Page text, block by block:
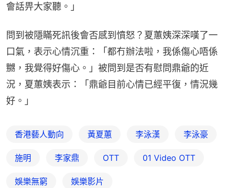
會話畀大家聽。」
問到被隱瞞死訊後會否感到憤怒？夏蕙姨深深嘆了一
口氣，表示心情沉重：「都冇辦法啦，我係傷心唔係
嬲，我覺得好傷心。」被問到是否有慰問鼎爺的近
況，夏蕙姨表示：「鼎爺目前心情已經平復，情況幾
好。」
香港藝人動向 黃夏蕙 李泳漢 李泳豪
施明 李家鼎 OTT 01‌ ‌Video‌ ‌OTT
娛樂無窮 娛樂影片